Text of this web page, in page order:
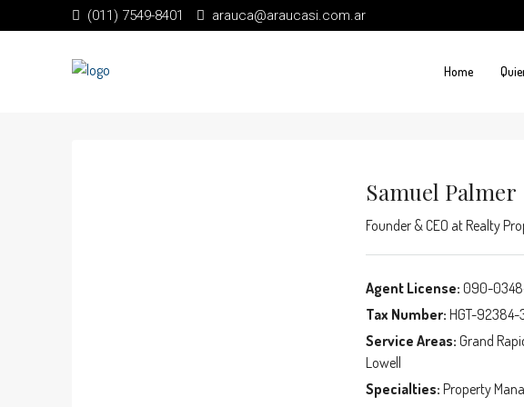
(011) 7549-8401 arauca@araucasi.com.ar
Home
Samuel Palmer
Founder & CEO atRealty
Agent License: 090-
Tax Number: HGT-92384-
Service Areas: Grand
Lowell
Specialties: Property